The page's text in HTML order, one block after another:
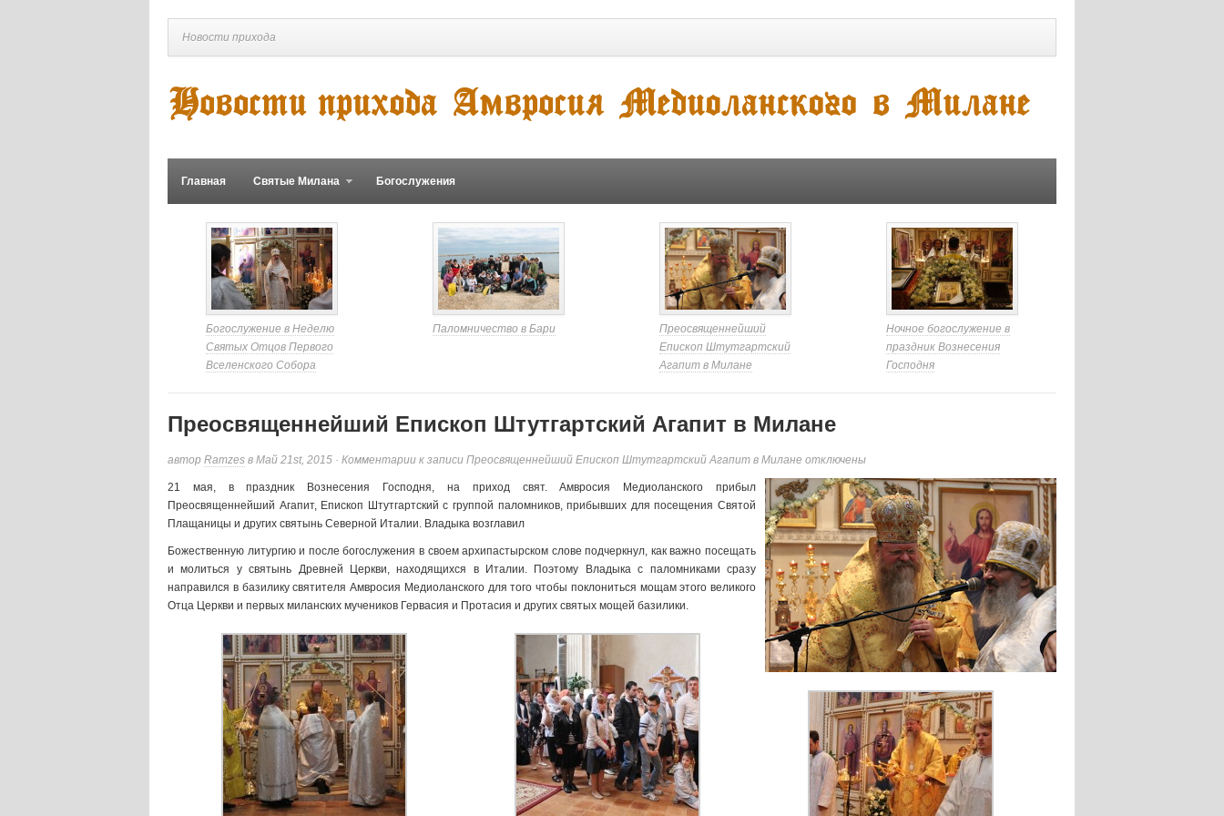
Новости прихода
Главная Святые Милана Богослужения
Богослужение в Неделю
Святых Отцов Первого
Вселенского Собора
Паломничество в Бари
Преосвященнейший
Епископ Штутгартский
Агапит в Милане
Ночное богослужение в
праздник Вознесения
Господня
Преосвященнейший Епископ Штутгартский Агапит в Милане
автор Ramzes в Май 21st, 2015 · Комментарии к записи Преосвященнейший Епископ Штутгартский Агапит в Милане отключены
21 мая, в праздник Вознесения Господня, на приход свят. Амвросия Медиоланского прибыл
Преосвященнейший Агапит, Епископ Штутгартский с группой паломников, прибывших для посещения Святой
Плащаницы и других святынь Северной Италии. Владыка возглавил
Божественную литургию и после богослужения в своем архипастырском слове подчеркнул, как важно посещать
и молиться у святынь Древней Церкви, находящихся в Италии. Поэтому Владыка с паломниками сразу
направился в базилику святителя Амвросия Медиоланского для того чтобы поклониться мощам этого великого
Отца Церкви и первых миланских мучеников Гервасия и Протасия и других святых мощей базилики.